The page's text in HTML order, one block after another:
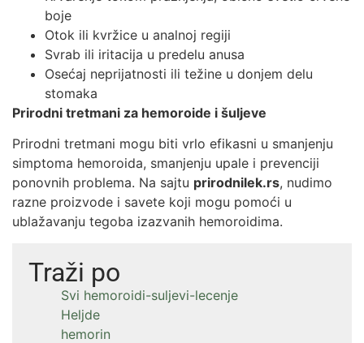
Traži po
Svi hemoroidi-suljevi-lecenje
Heljde
hemorin
boje
Otok ili kvržice u analnoj regiji
Svrab ili iritacija u predelu anusa
Osećaj neprijatnosti ili težine u donjem delu
stomaka
Prirodni tretmani za hemoroide i šuljeve
Prirodni tretmani mogu biti vrlo efikasni u smanjenju
simptoma hemoroida, smanjenju upale i prevenciji
ponovnih problema. Na sajtu prirodnilek.rs, nudimo
razne proizvode i savete koji mogu pomoći u
ublažavanju tegoba izazvanih hemoroidima.